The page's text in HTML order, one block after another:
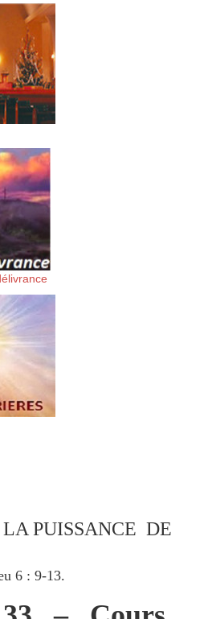
PUISSANCE DE
6 : 9-13.